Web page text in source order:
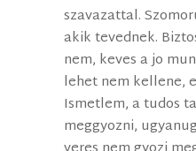
szavazattal.
akik tevednek.
nem, keves a jo
lehet nem kellene,
Ismetlem, a tudos
meggyozni,